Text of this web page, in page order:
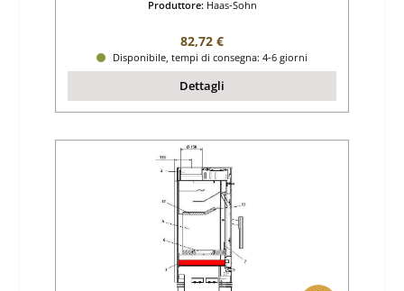
Produttore: Haas-Sohn
Prezzo normale:
82,72 €
Disponibile, tempi di consegna: 4-6 giorni
Dettagli